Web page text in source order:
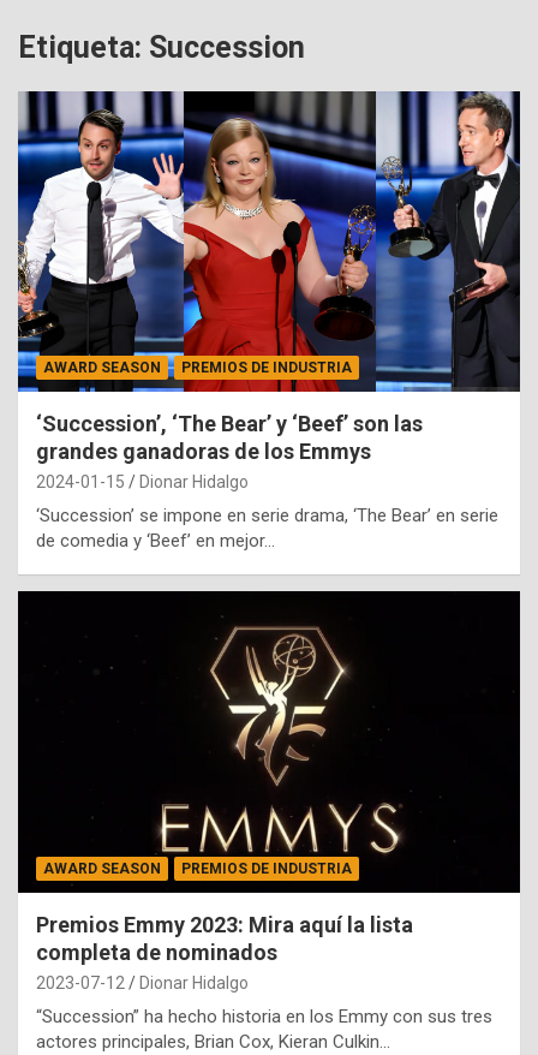
Etiqueta: Succession
AWARD SEASON PREMIOS DE INDUSTRIA
‘Succession’, ‘The Bear’ y ‘Beef’ son las
grandes ganadoras de los Emmys
2024-01-15 Dionar Hidalgo
‘Succession’ se impone en serie drama, ‘The Bear’ en serie
de comedia y ‘Beef’ en mejor…
AWARD SEASON PREMIOS DE INDUSTRIA
Premios Emmy 2023: Mira aquí la lista
completa de nominados
2023-07-12 Dionar Hidalgo
“Succession” ha hecho historia en los Emmy con sus tres
actores principales, Brian Cox, Kieran Culkin…